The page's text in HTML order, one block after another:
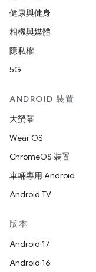
健康與健身
相機與媒體
隱私權
5G
ANDROID 裝置
大螢幕
Wear OS
ChromeOS 裝置
車輛專用 Android
Android TV
版本
Android 17
Android 16